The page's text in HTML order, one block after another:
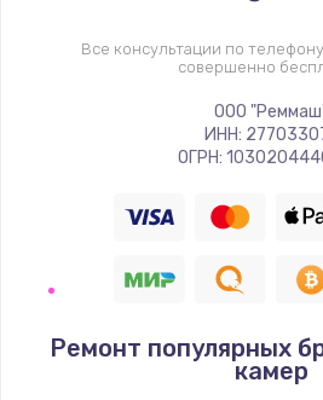
700 руб.
Заказать
Замена
Заказать
Замена
Заказать
Все консультации по
совершенно
ООО
ИНН:
ОГРН:
Ремонт популярных
камер